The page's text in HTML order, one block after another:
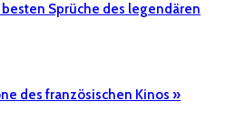
Sprüche des legendären
des französischen Kinos »